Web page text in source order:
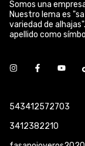
Somos una
Nuestro lema es
variedad de
apellido como
543412572703
3412382210